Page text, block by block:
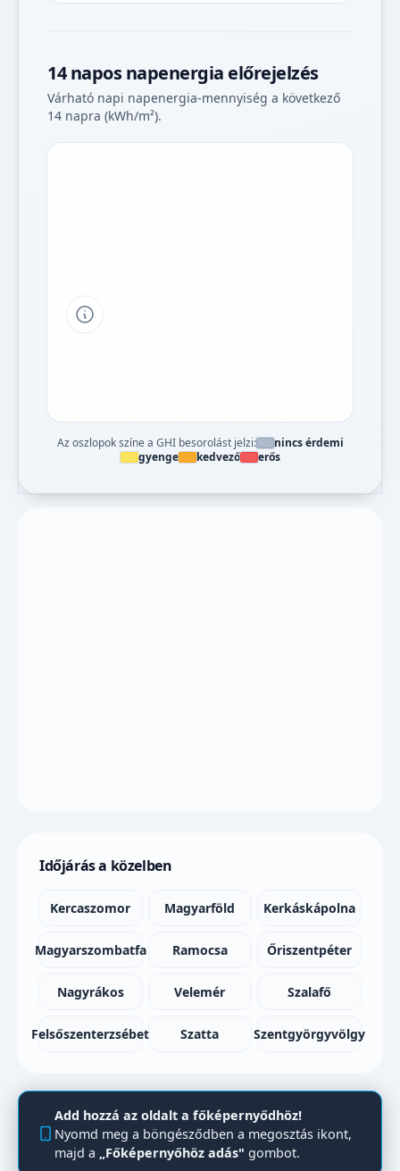
14 napos napenergia előrejelzés
Várható napi napenergia-mennyiség a következő
14 napra (kWh/m²).
Tipp a grafikon jelmagyarázatához
Az oszlopok színe a GHI besorolást jelzi:
nincs érdemi
gyenge
kedvező erős
Időjárás a közelben
Kercaszomor Magyarföld Kerkáskápolna
Magyarszombatfa Ramocsa Őriszentpéter
Nagyrákos Velemér Szalafő
Felsőszenterzsébet Szatta Szentgyörgyvölgy
Add hozzá az oldalt a főképernyődhöz!
Nyomd meg a böngésződben a megosztás ikont,
majd a
„Főképernyőhöz adás" gombot.